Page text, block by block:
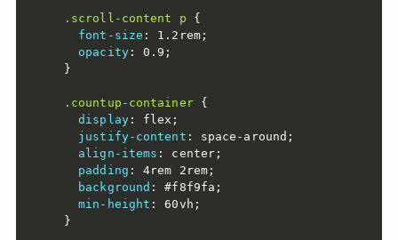
.scroll-content p
{
font-size : 1.2rem;
opacity: 0.9 ;
}
.countup-container
{
display: flex ;
justify-content : space-around ;
align-items : center ;
padding : 4rem 2rem;
background : #f8f9fa ;
min-height : 60vh ;
}